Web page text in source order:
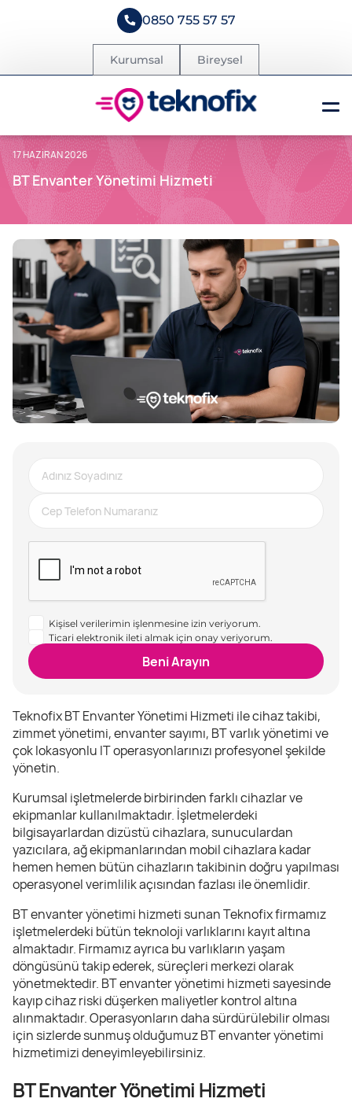
0850 755 57 57
Kurumsal Bireysel
17 HAZIRAN 2026
BT Envanter Yönetimi Hizmeti
Kişisel verilerimin işlenmesine izin veriyorum.
Ticari elektronik ileti almak için onay veriyorum.
Beni Arayın
Teknofix BT Envanter Yönetimi Hizmeti ile cihaz takibi,
zimmet yönetimi, envanter sayımı, BT varlık yönetimi ve
çok lokasyonlu IT operasyonlarınızı profesyonel şekilde
yönetin.
Kurumsal işletmelerde birbirinden farklı cihazlar ve
ekipmanlar kullanılmaktadır. İşletmelerdeki
bilgisayarlardan dizüstü cihazlara, sunuculardan
yazıcılara, ağ ekipmanlarından mobil cihazlara kadar
hemen hemen bütün cihazların takibinin doğru yapılması
operasyonel verimlilik açısından fazlası ile önemlidir.
BT envanter yönetimi hizmeti sunan Teknofix firmamız
işletmelerdeki bütün teknoloji varlıklarını kayıt altına
almaktadır. Firmamız ayrıca bu varlıkların yaşam
döngüsünü takip ederek, süreçleri merkezi olarak
yönetmektedir. BT envanter yönetimi hizmeti sayesinde
kayıp cihaz riski düşerken maliyetler kontrol altına
alınmaktadır. Operasyonların daha sürdürülebilir olması
için sizlerde sunmuş olduğumuz BT envanter yönetimi
hizmetimizi deneyimleyebilirsiniz.
BT Envanter Yönetimi Hizmeti